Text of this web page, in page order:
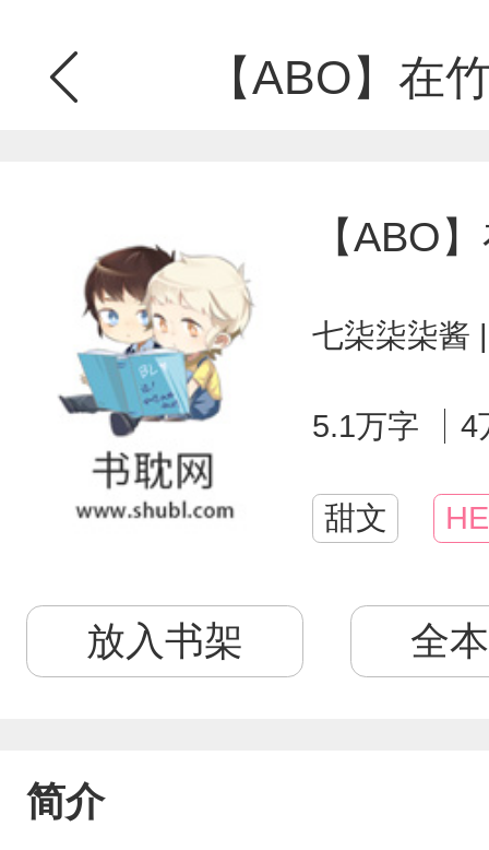
【ABO】在
【ABO
七柒柒柒酱
5.1万字 4
甜文 HE
放入书架 全
简介